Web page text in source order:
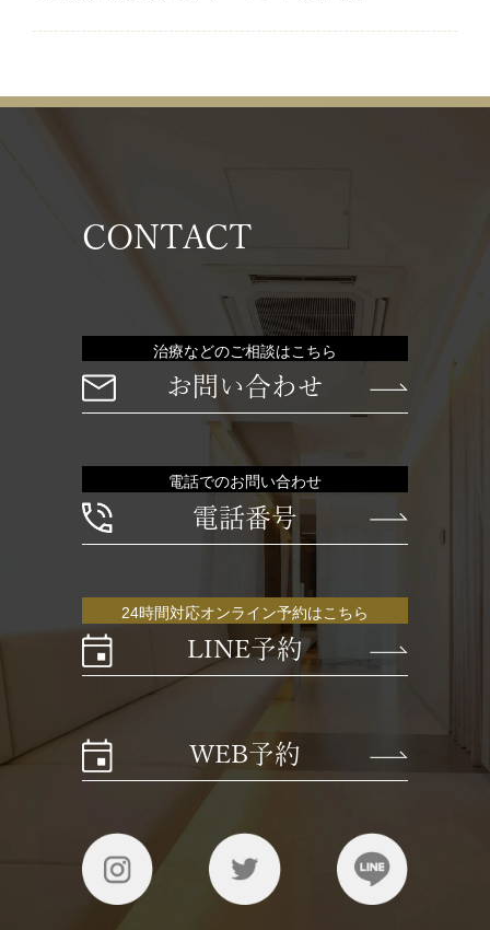
CONTACT
治療などのご相談はこちら
お問い合わせ
電話でのお問い合わせ
電話番号
24時間対応オンライン予約はこちら
LINE予約
WEB予約